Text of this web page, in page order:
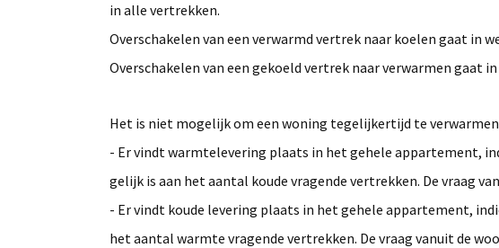
in alle vertrekken.
Overschakelen van een verwarmd vertrek naar koelen gaat in
Overschakelen van een gekoeld vertrek naar verwarmen gaat
Het is niet mogelijk om een woning tegelijkertijd te
- Er vindt warmtelevering plaats in het gehele appartement,
gelijk is aan het aantal koude vragende vertrekken. De vraag
- Er vindt koude levering plaats in het gehele appartement,
het aantal warmte vragende vertrekken. De vraag vanuit de